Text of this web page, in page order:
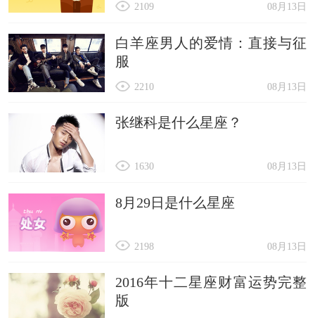
08月13日
2109
白羊座男人的爱情：直接与征
服
08月13日
2210
张继科是什么星座？
08月13日
1630
8月29日是什么星座
08月13日
2198
2016年十二星座财富运势完整
版